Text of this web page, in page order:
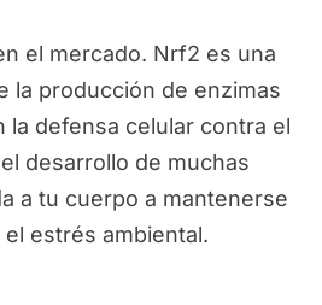
el mercado. Nrf2 es una
la producción de enzimas
la defensa celular contra el
desarrollo de muchas
a tu cuerpo a mantenerse
estrés ambiental.